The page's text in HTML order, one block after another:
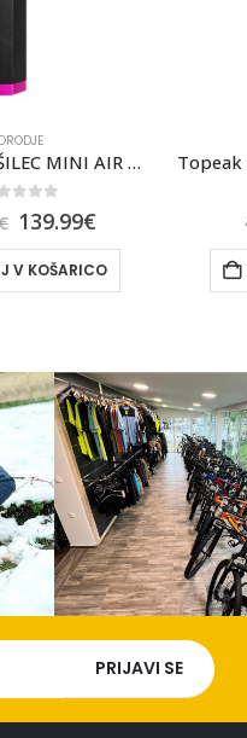
Topeak Nosilec Bidona Ninja CO2 Plus
€ 35.99€
V KOŠARICO